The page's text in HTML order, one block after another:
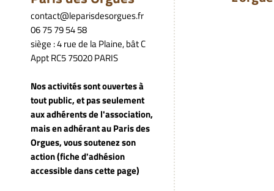
contact@leparisdesorgues.fr
06 75 79 54 58
siège : 4 rue de la Plaine, bât C
Appt RC5 75020 PARIS
Nos activités sont ouvertes à
tout public, et pas seulement
aux adhérents de l'association,
mais en adhérant au Paris des
Orgues, vous soutenez son
action (fiche d'adhésion
accessible dans cette page)